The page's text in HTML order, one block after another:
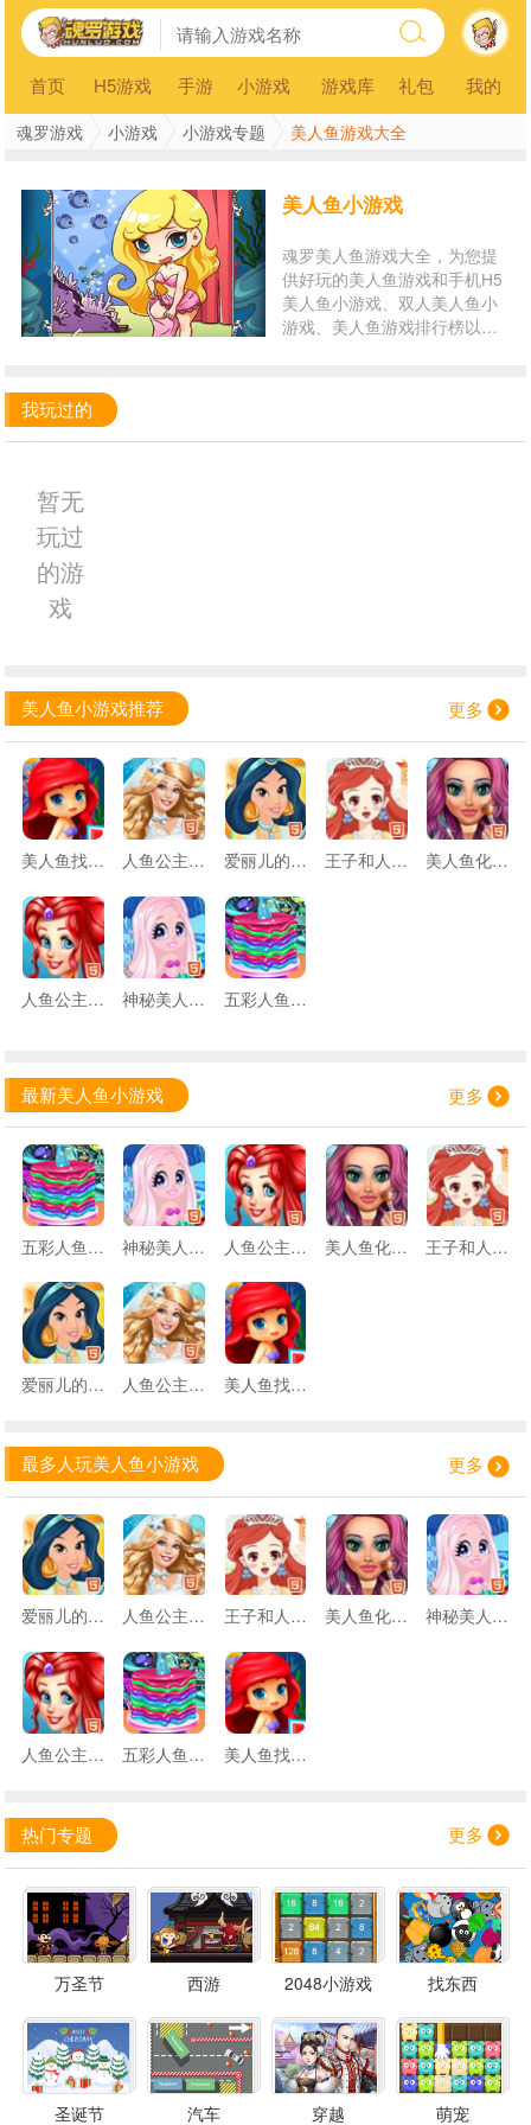
首页 H5游戏 手游 小游戏 游戏库 礼包 我的
魂罗游戏 小游戏 小游戏专题 美人鱼游戏大全
美人鱼小游戏
魂罗美人鱼游戏大全，为您提
供好玩的美人鱼游戏和手机H5
美人鱼小游戏、双人美人鱼小
游戏、美人鱼游戏排行榜以及
我玩过的
暂无
玩过
的游
戏
美人鱼小游戏推荐 更多
美人鱼找星星 人鱼公主结婚啦 爱丽儿的夏日 王子和人鱼公主的婚礼 美人鱼化妆品沙龙
人鱼公主温泉疗养 神秘美人鱼世界 五彩人鱼蛋糕
最新美人鱼小游戏 更多
五彩人鱼蛋糕 神秘美人鱼世界 人鱼公主温泉疗养 美人鱼化妆品沙龙 王子和人鱼公主的婚礼
爱丽儿的夏日 人鱼公主结婚啦 美人鱼找星星
最多人玩美人鱼小游戏 更多
爱丽儿的夏日 人鱼公主结婚啦 王子和人鱼公主的婚礼 美人鱼化妆品沙龙 神秘美人鱼世界
人鱼公主温泉疗养 五彩人鱼蛋糕 美人鱼找星星
热门专题 更多
万圣节 西游 2048小游戏 找东西
圣诞节 汽车 穿越 萌宠